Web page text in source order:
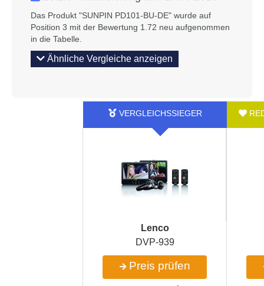
Das Produkt "SUNPIN PD101-BU-DE" wurde auf
Position 3 mit der Bewertung 1.72 neu aufgenommen
in die Tabelle.
Ähnliche Vergleiche anzeigen
Lenco
DVP-939
Preis prüfen